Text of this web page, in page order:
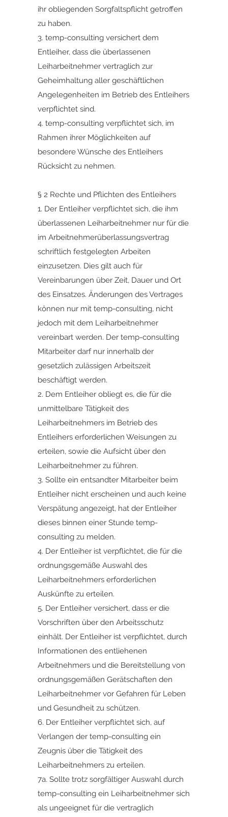
ihr obliegenden Sorgfaltspflicht getroffen
zu haben.
3. temp-consulting versichert dem
Entleiher, dass die überlassenen
Leiharbeitnehmer vertraglich zur
Geheimhaltung aller geschäftlichen
Angelegenheiten im Betrieb des Entleihers
verpflichtet sind.
4. temp-consulting verpflichtet sich, im
Rahmen ihrer Möglichkeiten auf
besondere Wünsche des Entleihers
Rücksicht zu nehmen.
§ 2 Rechte und Pflichten des Entleihers
1. Der Entleiher verpflichtet sich, die ihm
überlassenen Leiharbeitnehmer nur für die
im Arbeitnehmerüberlassungsvertrag
schriftlich festgelegten Arbeiten
einzusetzen. Dies gilt auch für
Vereinbarungen über Zeit, Dauer und Ort
des Einsatzes. Änderungen des Vertrages
können nur mit temp-consulting, nicht
jedoch mit dem Leiharbeitnehmer
vereinbart werden. Der temp-consulting
Mitarbeiter darf nur innerhalb der
gesetzlich zulässigen Arbeitszeit
beschäftigt werden.
2. Dem Entleiher obliegt es, die für die
unmittelbare Tätigkeit des
Leiharbeitnehmers im Betrieb des
Entleihers erforderlichen Weisungen zu
erteilen, sowie die Aufsicht über den
Leiharbeitnehmer zu führen.
3. Sollte ein entsandter Mitarbeiter beim
Entleiher nicht erscheinen und auch keine
Verspätung angezeigt, hat der Entleiher
dieses binnen einer Stunde temp-
consulting zu melden.
4. Der Entleiher ist verpflichtet, die für die
ordnungsgemäße Auswahl des
Leiharbeitnehmers erforderlichen
Auskünfte zu erteilen.
5. Der Entleiher versichert, dass er die
Vorschriften über den Arbeitsschutz
einhält. Der Entleiher ist verpflichtet, durch
Informationen des entliehenen
Arbeitnehmers und die Bereitstellung von
ordnungsgemäßen Gerätschaften den
Leiharbeitnehmer vor Gefahren für Leben
und Gesundheit zu schützen.
6. Der Entleiher verpflichtet sich, auf
Verlangen der temp-consulting ein
Zeugnis über die Tätigkeit des
Leiharbeitnehmers zu erteilen.
7a. Sollte trotz sorgfältiger Auswahl durch
temp-consulting ein Leiharbeitnehmer sich
als ungeeignet für die vertraglich